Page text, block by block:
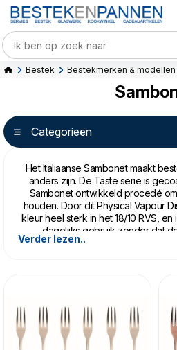
Bestek Bestekmerken & modellen
Categorieën
Het Italiaanse Sambonet maakt
anders zijn. De Taste serie is
Sambonet ontwikkeld procedé
houden. Door dit Physical Vapour
kleur heel sterk in het 18/10 RVS,
dagelijks gebruik zonder dat
Het bestek mag in de vaatwasser.
met een schuurspons, of
Verder lezen..